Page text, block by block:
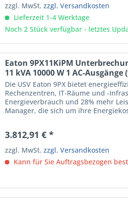
zzgl. MwSt.zzgl. Versandkosten
Lieferzeit 1-4 Werktage
Noch 2 Stück verfügbar - letztes
Eaton 9PX11KiPM
11 kVA 10000 W 1 AC-Ausgänge
Die USV Eaton 9PX bietet
Rechenzentren, IT-Räume und -
Energieverbrauch und 28% mehr
Manager, die sich um ihre
3.812,91 € *
zzgl. MwSt.zzgl. Versandkosten
Kann für Sie Auftragsbezogen